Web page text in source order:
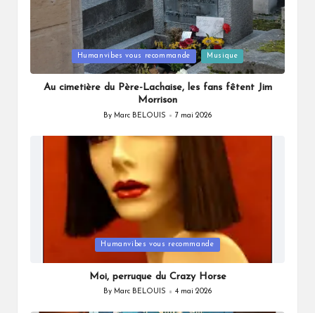
Humanvibes vous recommande Musique
Au cimetière du Père-Lachaise, les fans fêtent Jim
Morrison
Posted
By Marc BELOUIS 7 mai 2026
Humanvibes vous recommande
Moi, perruque du Crazy Horse
Posted
By Marc BELOUIS 4 mai 2026